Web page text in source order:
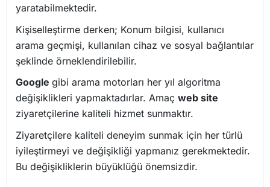
yaratabilmektedir.
Kişiselleştirme derken; Konum bilgisi, kullanıcı
arama geçmişi, kullanılan cihaz ve sosyal bağlantılar
şeklinde örneklendirilebilir.
Google gibi arama motorları her yıl algoritma
değişiklikleri yapmaktadırlar. Amaç web site
ziyaretçilerine kaliteli hizmet sunmaktır.
Ziyaretçilere kaliteli deneyim sunmak için her türlü
iyileştirmeyi ve değişikliği yapmanız gerekmektedir.
Bu değişikliklerin büyüklüğü önemsizdir.